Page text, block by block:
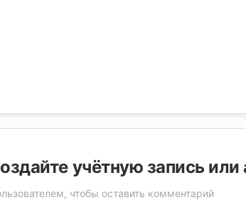
учётную запись или
чтобы оставить комментарий